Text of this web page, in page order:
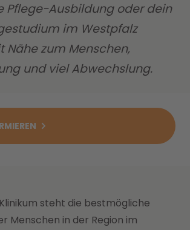
Pflege-Ausbildung oder dein
im Westpfalz
Nähe zum Menschen,
und viel Abwechslung.
steht die bestmögliche
Menschen in der Region im